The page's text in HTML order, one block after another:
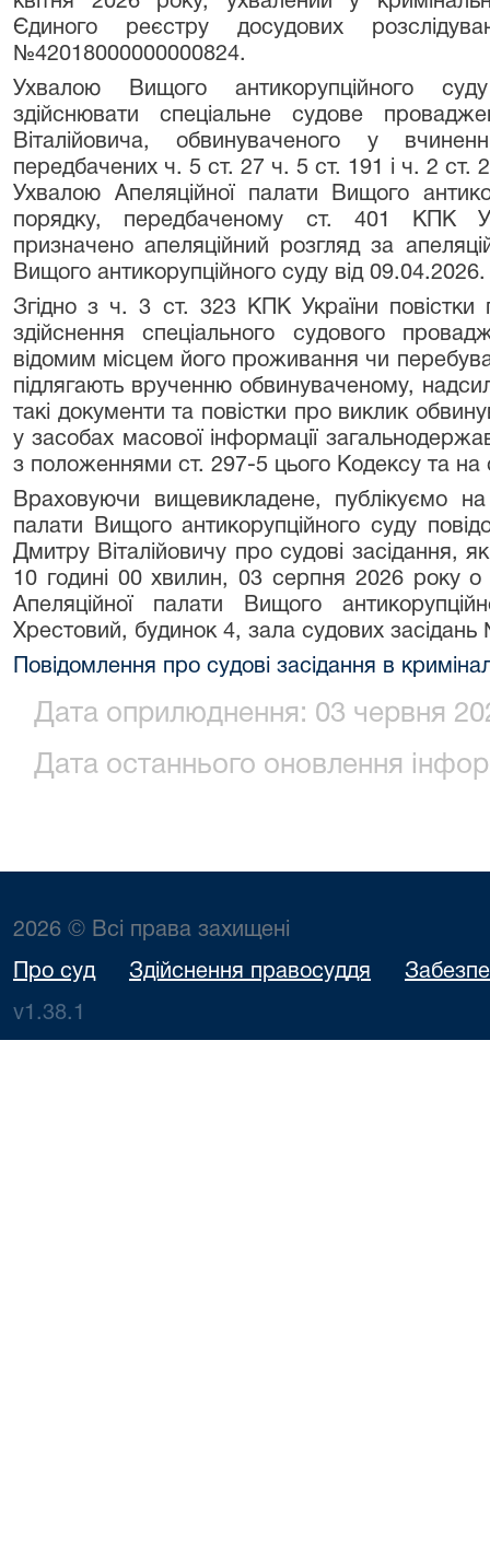
Єдиного реєстру досудових
№42018000000000824.
Ухвалою Вищого антикорупційного
здійснювати спеціальне судове
Віталійовича, обвинуваченого у
передбачених ч. 5 ст. 27 ч. 5 ст. 191 і ч. 2 ст.
Ухвалою Апеляційної палати Вищого
порядку, передбаченому ст. 401 КПК
призначено апеляційний розгляд за
Вищого антикорупційного суду від 09.04.2026.
Згідно з ч. 3 ст. 323 КПК України повістки
здійснення спеціального судового
відомим місцем його проживання чи
підлягають врученню обвинуваченому,
такі документи та повістки про виклик
у засобах масової інформації
з положеннями ст. 297-5 цього Кодексу та на
Враховуючи вищевикладене, публікуємо на
палати Вищого антикорупційного суду
Дмитру Віталійовичу про судові засідання,
10 годині 00 хвилин, 03 серпня 2026 року о
Апеляційної палати Вищого
Хрестовий, будинок 4, зала судових
Повідомлення про судові засідання в
Дата оприлюднення: 03 червня
Дата останнього оновлення
2026 © Всі права захищені
Про суд Здійснення правосуддя
v1.38.1